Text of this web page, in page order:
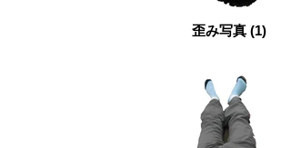
歪み写真 (1)